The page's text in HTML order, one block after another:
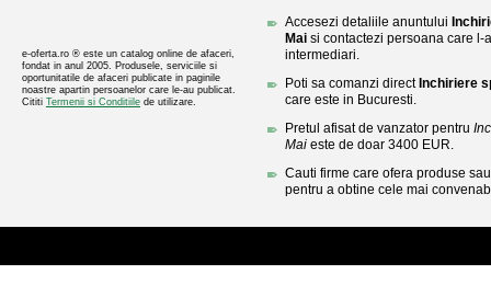
e-oferta.ro ® este un catalog online de afaceri,
fondat in anul 2005. Produsele, serviciile si
oportunitatile de afaceri publicate in paginile
noastre apartin persoanelor care le-au publicat.
Cititi Termenii si Conditiile de utilizare.
Accesezi detaliile anuntului
Mai si contactezi persoana care l-
intermediari.
Poti sa comanzi direct Inchiriere
care este in Bucuresti.
Pretul afisat de vanzator pentru
Mai este de doar 3400 EUR.
Cauti firme care ofera produse
pentru a obtine cele mai